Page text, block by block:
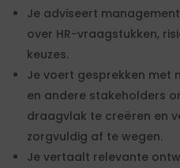
Je adviseert
over HR-vraagstukken,
keuzes.
Je voert gesprekken met
en andere stakeholders
draagvlak te creëren en
zorgvuldig af te wegen.
Je vertaalt relevante